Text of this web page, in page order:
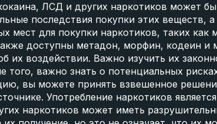
ЛСД и других наркотиков может
последствия покупки этих веществ,
мест для покупки наркотиков, таких
доступны метадон, морфин, кодеин и
их воздействии. Важно изучить их
того, важно знать о потенциальных
вы можете принять взвешенное
Употребление наркотиков
наркотиков может иметь